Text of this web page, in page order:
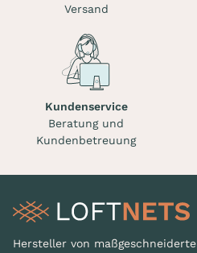
Versand
Kundenservice
Beratung und
Kundenbetreuung
Hersteller von